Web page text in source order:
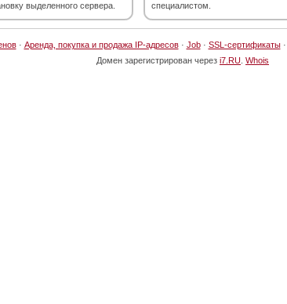
выделенного сервера.
специалистом.
· Аренда, покупка и продажа IP-адресов· Job· SSL-сертификаты·
Домен зарегистрирован через i7.RU Whois